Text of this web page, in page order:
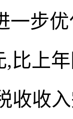
一步
,比上
收收